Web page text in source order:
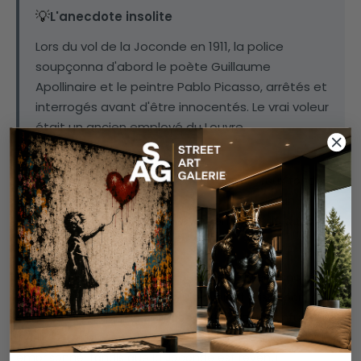
💡L'anecdote insolite
Lors du vol de la Joconde en 1911, la police
soupçonna d'abord le poète Guillaume
Apollinaire et le peintre Pablo Picasso, arrêtés et
interrogés avant d'être innocentés. Le vrai voleur
était un ancien employé du Louvre.
La police a trouvé le portrait caché dans le faux fond
d'une malle appartenant à Vincenzo Peruggia, un
immigrant italien qui avait brièvement travaillé au Louvre
en tant que poseur de vitres.
Lui et peut-être deux autres ouvriers s'étaient cachés
dans un placard pendant la nuit, avaient pris le portrait
sur le mur le matin du 21 août 1911 et s'étaient enfuis sans
éveiller de soupçons. Peruggia a été arrêté, jugé et